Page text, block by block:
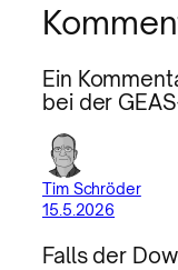
Ein
bei der
Tim Schröder
15.5.2026
Falls der